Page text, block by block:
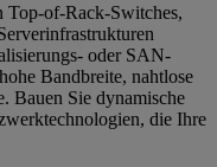
Top-of-Rack-Switches,
oder SAN-
Bandbreite, nahtlose
Bauen Sie dynamische
die Ihre